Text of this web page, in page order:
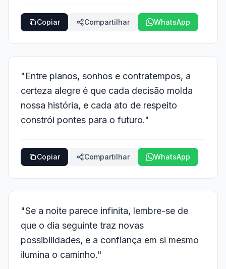
Copiar Compartilhar WhatsApp
"Entre planos, sonhos e contratempos, a
certeza alegre é que cada decisão molda
nossa história, e cada ato de respeito
constrói pontes para o futuro."
Copiar Compartilhar WhatsApp
"Se a noite parece infinita, lembre-se de
que o dia seguinte traz novas
possibilidades, e a confiança em si mesmo
ilumina o caminho."